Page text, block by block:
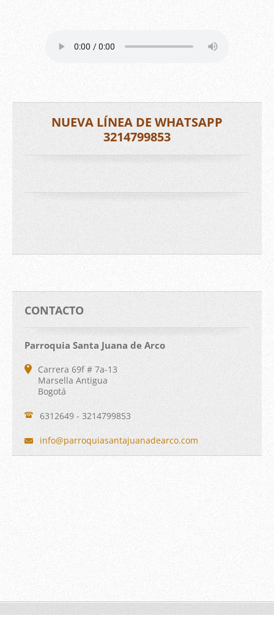
NUEVA LÍNEA DE WHATSAPP
3214799853
CONTACTO
Parroquia Santa Juana de Arco
Carrera 69f # 7a-13
Marsella Antigua
Bogotá
6312649 - 3214799853
info@parroquiasantajuanadearco.com